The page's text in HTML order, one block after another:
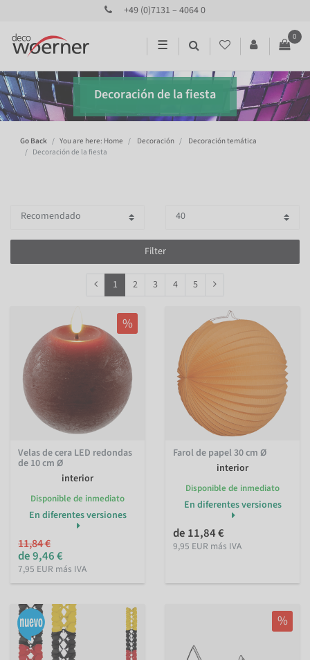
+49 (0)7131 – 4064 0
☰
0
Decoración de la fiesta
Go Back You are here: Home Decoración
Decoración temática
Decoración de la fiesta
Filter
1 2 3 4 5
%
Velas de cera LED redondas
de 10 cm Ø
interior
Disponible de inmediato
En diferentes versiones
11,84 €
de 9,46 €
7,95 EUR más IVA
Farol de papel 30 cm Ø
interior
Disponible de inmediato
En diferentes versiones
de 11,84 €
9,95 EUR más IVA
%